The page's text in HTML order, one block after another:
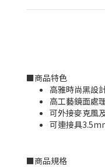
■商品特色
高雅時尚黑設
高工藝鏡面處
可外接麥克風
可連接具
■商品規格